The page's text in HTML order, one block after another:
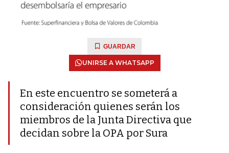
GUARDAR
UNIRSE A WHATSAPP
En este encuentro se someterá a
consideración quienes serán los
miembros de la Junta Directiva que
decidan sobre la OPA por Sura